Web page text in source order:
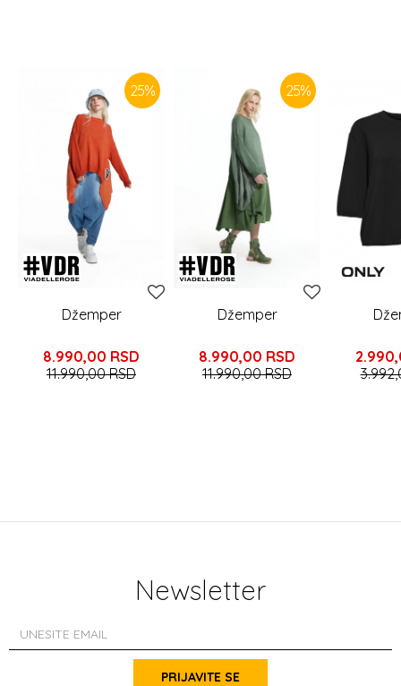
25%
Džemper
8.990,00 RSD
11.990,00RSD
25%
Džemper
8.990,00 RSD
11.990,00RSD
Newsletter
PRIJAVITE SE